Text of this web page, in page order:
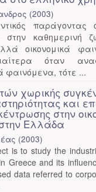
(2003)
παράγοντας
στην καθημερινή
οικονομικά
όταν
φαινόμενα, τότε ...
χωρικής
και
στην
Ελλάδα
(2003)
is to study the
Greece and its
data referred to